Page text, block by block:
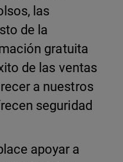
las
de la
gratuita
de las ventas
a nuestros
seguridad
apoyar a